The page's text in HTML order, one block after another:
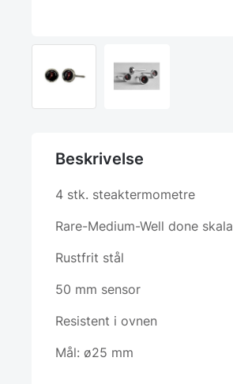
Beskrivelse
4 stk. steaktermometre
Rare-Medium-Well done skala
Rustfrit stål
50 mm sensor
Resistent i ovnen
Mål: ø25 mm